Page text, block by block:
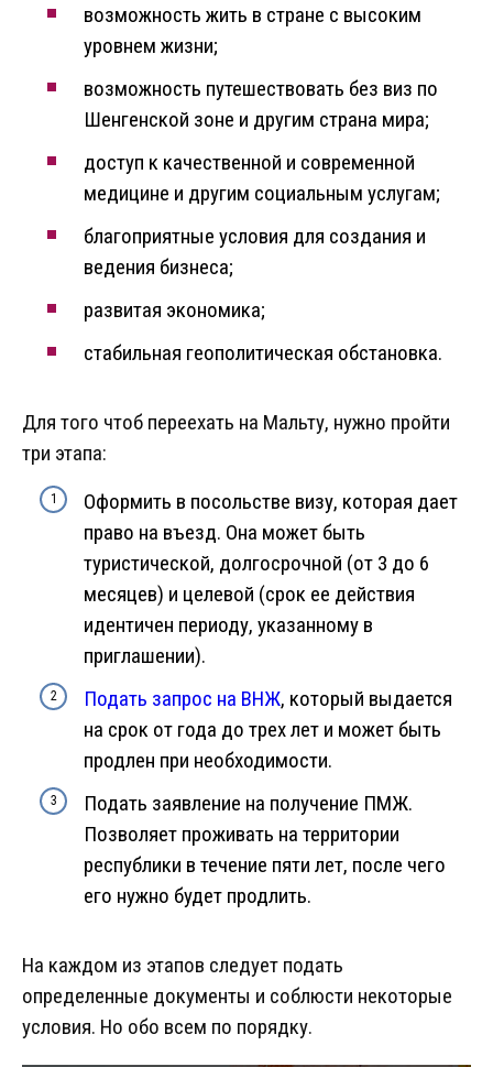
возможность жить в стране с высоким
уровнем жизни;
возможность путешествовать без виз по
Шенгенской зоне и другим страна мира;
доступ к качественной и современной
медицине и другим социальным услугам;
благоприятные условия для создания и
ведения бизнеса;
развитая экономика;
стабильная геополитическая обстановка.
Для того чтоб переехать на Мальту, нужно пройти
три этапа:
Оформить в посольстве визу, которая дает
право на въезд. Она может быть
туристической, долгосрочной (от 3 до 6
месяцев) и целевой (срок ее действия
идентичен периоду, указанному в
приглашении).
Подать запрос на ВНЖ, который выдается
на срок от года до трех лет и может быть
продлен при необходимости.
Подать заявление на получение ПМЖ.
Позволяет проживать на территории
республики в течение пяти лет, после чего
его нужно будет продлить.
На каждом из этапов следует подать
определенные документы и соблюсти некоторые
условия. Но обо всем по порядку.